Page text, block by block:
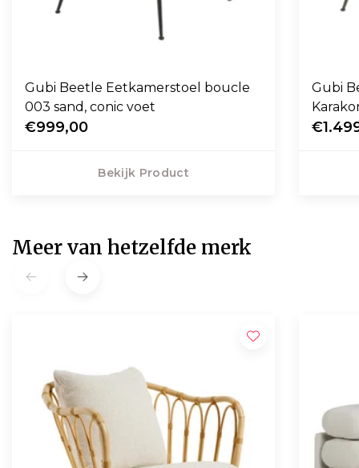
Gubi Beetle Eetkamerstoel boucle
003 sand, conic voet
€999,00
Bekijk Product
Gubi
Meer van hetzelfde merk